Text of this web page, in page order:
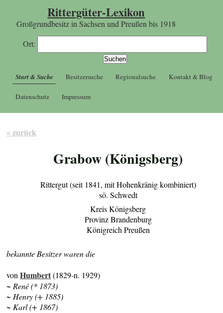
Rittergüter-Lexikon
Großgrundbesitz in Sachsen und Preußen bis 1918
Ort:
Start & Suche Besitzersuche Regionalsuche Kontakt & Blog
Datenschutz Impressum
« zurück
Grabow (Königsberg)
Rittergut (seit 1841, mit Hohenkränig kombiniert)
sö. Schwedt
Kreis Königsberg
Provinz Brandenburg
Königreich Preußen
bekannte Besitzer waren die
vonHumbert(1829-n. 1929)
~ René (* 1873)
~ Henry (+ 1885)
~ Karl (+ 1867)